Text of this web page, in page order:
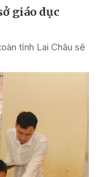
giáo dục
tỉnh Lai Châu sẽ